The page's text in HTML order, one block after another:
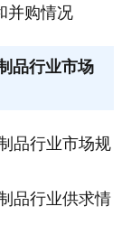
并购情况
品行业市场
品行业市场规
品行业供求情